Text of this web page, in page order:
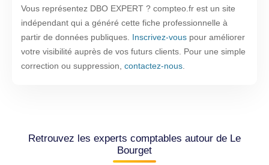
Vous représentez DBO EXPERT ? compteo.fr est un site
indépendant qui a généré cette fiche professionnelle à
partir de données publiques. Inscrivez-vous pour améliorer
votre visibilité auprès de vos futurs clients. Pour une simple
correction ou suppression, contactez-nous
Retrouvez les experts comptables autour de Le
Bourget